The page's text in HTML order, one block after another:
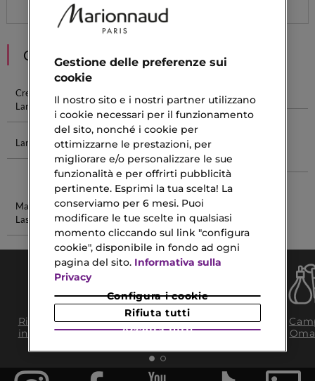
CONSIGLIATI PER TE
Crema Solare
Lancaster
Profumi
Fluido
Lancaster Sun Olio Secco
Rabanne
Profumo
Donna
Mascara False
Lashes
Bb Crema Per
Il Viso
Ritiro in negozio
in 2H
Consegna Gratuita
da 35€​ in 24/48H
Gestione delle preferenze sui
cookie
Il nostro sito e i nostri partner utilizzano
i cookie necessari per il funzionamento
del sito, nonché i cookie per
ottimizzarne le prestazioni, per
migliorare e/o personalizzare le sue
funzionalità e per offrirti pubblicità
pertinente. Esprimi la tua scelta! La
conserviamo per 6 mesi. Puoi
modificare le tue scelte in qualsiasi
momento cliccando sul link "configura
cookie", disponibile in fondo ad ogni
pagina del sito. Informativa sulla
Privacy
Configura i cookie
Rifiuta tutti
Accetta tutti